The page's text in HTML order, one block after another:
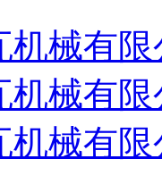
机械有限
机械有限
机械有限